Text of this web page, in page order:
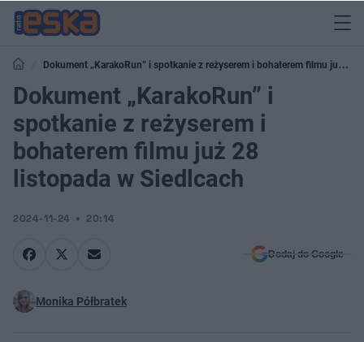
Dokument „KarakoRun” i spotkanie z reżyserem i bohaterem filmu już 28
listopada w Siedlcach
Dokument „KarakoRun” i
spotkanie z reżyserem i
bohaterem filmu już 28
listopada w Siedlcach
2024-11-24 20:14
Dodaj do Google
Monika Półbratek